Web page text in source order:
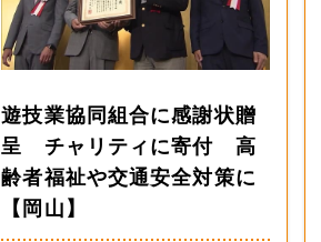
遊技業協同組合に感謝状贈
呈 チャリティに寄付 高
齢者福祉や交通安全対策に
【岡山】